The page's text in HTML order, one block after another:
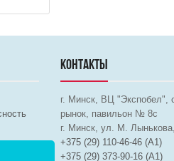
КОНТАКТЫ
г. Минск, ВЦ "Экспобел",
рынок, павильон № 8c
г. Минск, ул. М.
+375 (29) 110-46-46 (А1)
+375 (29) 373-90-16 (A1)